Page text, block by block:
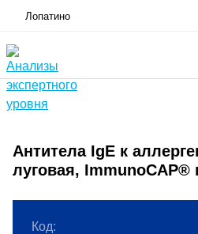
Лопатино
Антитела IgE к
луговая, ImmunoCAP®
Код: